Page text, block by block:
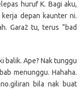
huruf K. Bagi aku,
depan kaunter ni.
Gara2 tu, terus “bad
balik. Ape? Nak tunggu
menunggu. Hahaha.
bila nak buat